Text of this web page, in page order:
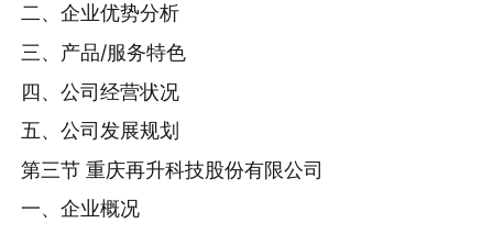
二、企业优势分析
三、产品/服务特色
四、公司经营状况
五、公司发展规划
第三节 重庆再升科技股份有限公司
一、企业概况